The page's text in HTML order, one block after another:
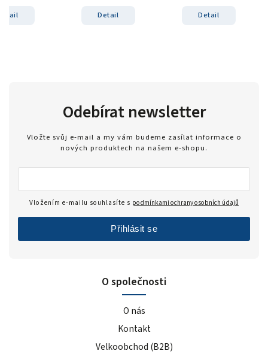
Detail Detail
O společnosti
O nás
Kontakt
Velkoobchod (B2B)
Odebírat newsletter
Vložte svůj e-mail a my vám budeme zasílat informace o
nových produktech na našem e-shopu.
Vložením e-mailu souhlasíte s podmínkami ochrany osobních údajů
Přihlásit se